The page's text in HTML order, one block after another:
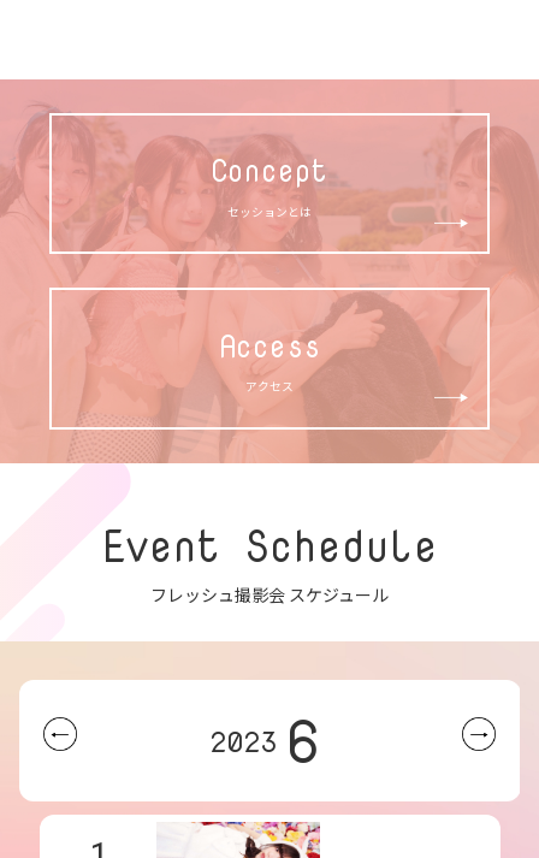
Concept
セッションとは
Access
アクセス
Event Schedule
フレッシュ撮影会 スケジュール
2023 6